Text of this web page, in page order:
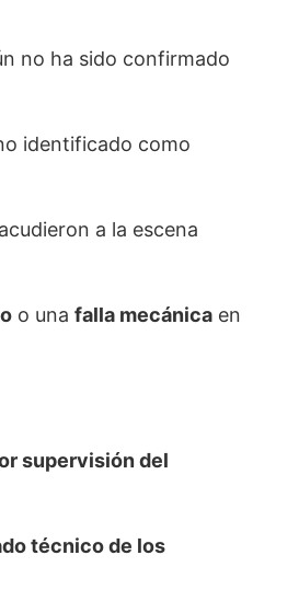
no ha sido confirmado
identificado como
acudieron a la escena
o una falla mecánica en
supervisión del
técnico de los